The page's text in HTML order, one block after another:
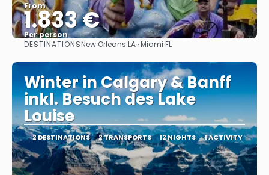
From
1.833 €
Per person
See
DESTINATIONSNew Orleans LA · Miami FL
Winter in Calgary & Banff
inkl. Besuch des Lake
Louise
2 DESTINATIONS 2 TRANSPORTS 12 NIGHTS 1 ACTIVITY